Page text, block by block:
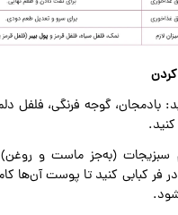
بادمجان، گوجه فرنگی، فلفل
سبزیجات (به‌جز ماست و روغن)
فر کبابی کنید تا پوست آن‌ها